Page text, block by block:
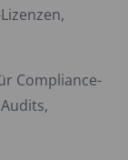
Compliance-